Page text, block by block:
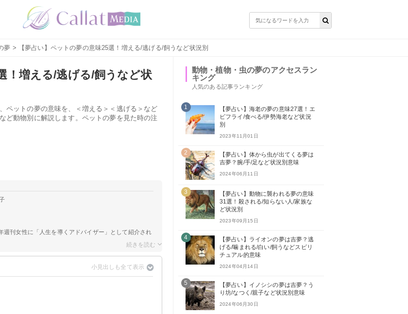
夢 > 【夢占い】ペットの夢の意味25選！増える/逃げる/飼うなど状況別
！増える/逃げる/飼うなど状
ペットの夢の意味を、＜増える＞＜逃げる＞など
ど動物別に解説します。ペットの夢を見た時の注
刊女性に「人生を導くアドバイザー」として紹介され
動物・植物・虫の夢のアクセスラン
キング
人気のある記事ランキング
1
【夢占い】海老の夢の意味27選！エ
ビフライ/食べる/伊勢海老など状況
別
2023年11月01日
2
【夢占い】体から虫が出てくる夢は
吉夢？腕/手/足など状況別意味
2024年06月11日
3
【夢占い】動物に襲われる夢の意味
31選！殺される/知らない人/家族な
ど状況別
2023年09月15日
4
【夢占い】ライオンの夢は吉夢？逃
げる/噛まれる/白い/飼うなどスピリ
チュアル的意味
2024年04月14日
5
【夢占い】イノシシの夢は吉夢？う
り坊/なつく/親子など状況別意味
2024年06月30日